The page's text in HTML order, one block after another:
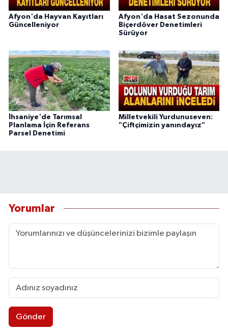
Afyon'da Hayvan Kayıtları
Güncelleniyor
Afyon'da Hasat Sezonunda
Biçerdöver Denetimleri
Sürüyor
İhsaniye'de Tarımsal
Planlama İçin Referans
Parsel Denetimi
Milletvekili Yurdunuseven:
"Çiftçimizin yanındayız"
Yorumlar
Gönder